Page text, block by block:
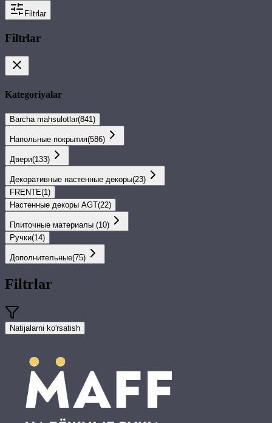
Filtrlar
Filtrlar
Kategoriyalar
Barcha mahsulotlar(841 )
Напольные покрытия(586)
Двери(133)
Декоративные настенные декоры(23)
FRENTE(1 )
Настенные декоры AGT(22)
Плиточные материалы (10)
Ручки(14)
Дополнительные(75)
Filtrlar
Natijalarni ko'rsatish